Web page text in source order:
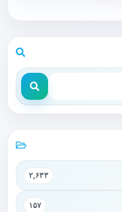
۲,۶۳۳
۱۵۷